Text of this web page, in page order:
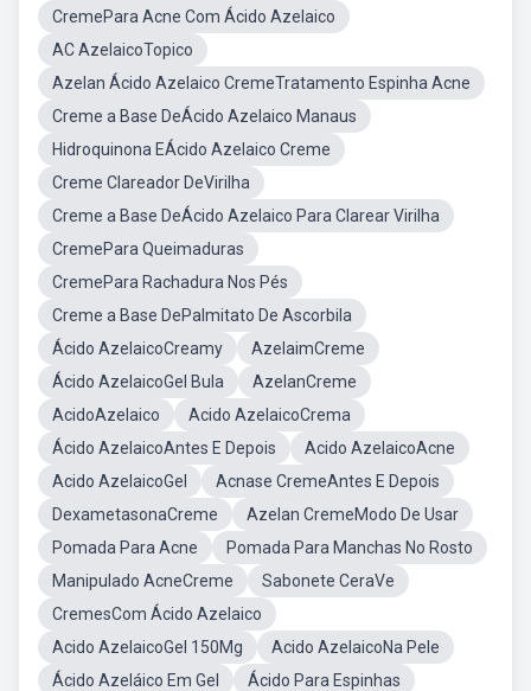
CremePara Acne Com Ácido Azelaico
AC AzelaicoTopico
Azelan Ácido Azelaico CremeTratamento Espinha Acne
Creme a Base DeÁcido Azelaico Manaus
Hidroquinona EÁcido Azelaico Creme
Creme Clareador DeVirilha
Creme a Base DeÁcido Azelaico Para Clarear Virilha
CremePara Queimaduras
CremePara Rachadura Nos Pés
Creme a Base DePalmitato De Ascorbila
Ácido AzelaicoCreamy
AzelaimCreme
Ácido AzelaicoGel Bula
AzelanCreme
AcidoAzelaico
Acido AzelaicoCrema
Ácido AzelaicoAntes E Depois
Acido AzelaicoAcne
Acido AzelaicoGel
Acnase CremeAntes E Depois
DexametasonaCreme
Azelan CremeModo De Usar
Pomada Para Acne
Pomada Para Manchas No Rosto
Manipulado AcneCreme
Sabonete CeraVe
CremesCom Ácido Azelaico
Acido AzelaicoGel 150Mg
Acido AzelaicoNa Pele
Ácido Azeláico Em Gel
Ácido Para Espinhas